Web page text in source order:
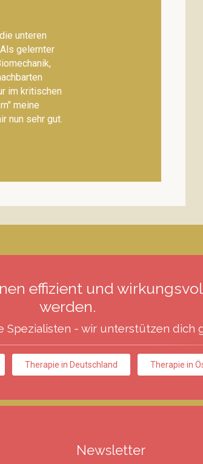
unteren
gelernter
im kritischen
meine
nun sehr gut.
Wirbelsäule, wird klassisch mit
statischer Physiotherapie und
Korsett behandelt - eine oft
jahrelange Mühe. Doch es geht auch
anders ...
effizient und
werden.
Spezialisten - wir unterstützen dich
Therapie in Deutschland Therapie in
Newsletter